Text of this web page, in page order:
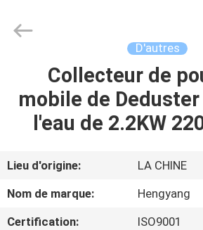
MAISON
PRODUITS
AU
SUJET
DE
Zhengzhou
Hengyang
D'autres
Collecteur de
mobile de
l'eau de 2.2KW
Lieu d'origine:
LA CHINE
Nom de marque:
Hengyang
Certification:
ISO9001